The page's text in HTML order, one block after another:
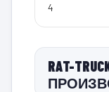
4
RAT-